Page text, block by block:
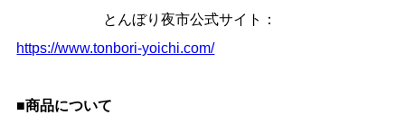
とんぼり夜市公式サイト：
https://www.tonbori-yoichi.com/
■商品について